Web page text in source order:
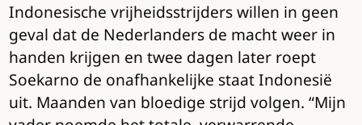
Indonesische vrijheidsstrijders willen in geen
geval dat de Nederlanders de macht weer in
handen krijgen en twee dagen later roept
Soekarno de onafhankelijke staat Indonesië
uit. Maanden van bloedige strijd volgen. “Mijn